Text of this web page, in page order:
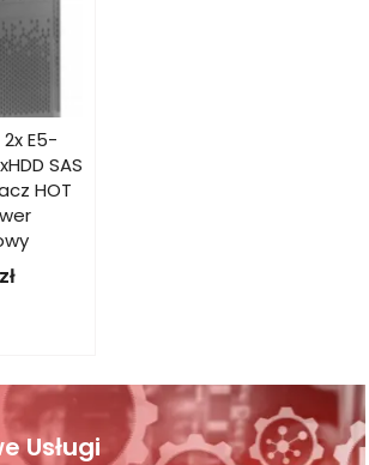
E5-
SAS
HOT
zł
Usługi